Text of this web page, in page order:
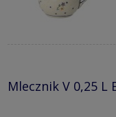
Mlecznik V 0,25 L